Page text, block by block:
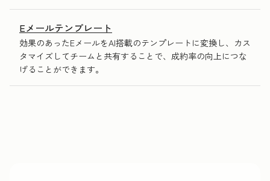
Eメールテンプレート
効果のあったEメールをAI搭載のテンプレートに変換し、カス
タマイズしてチームと共有することで、成約率の向上につな
げることができます。